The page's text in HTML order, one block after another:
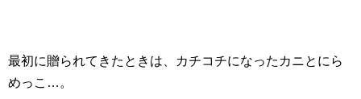
最初に贈られてきたときは、カチコチになったカニとにら
めっこ…。